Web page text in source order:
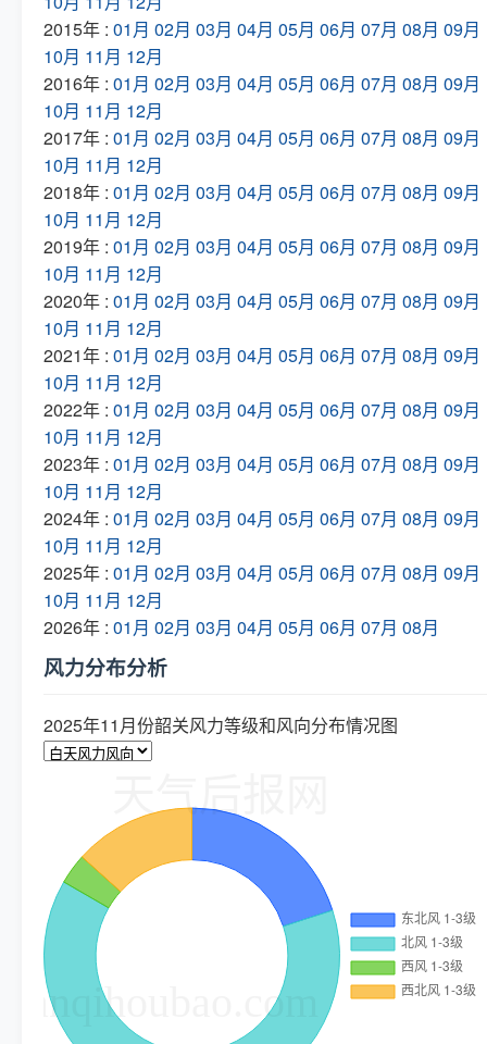
2015年 : 01月 02月 03月 04月 05月 06月 07月 08月 09月
10月 11月 12月
2016年 : 01月 02月 03月 04月 05月 06月 07月 08月 09月
10月 11月 12月
2017年 : 01月 02月 03月 04月 05月 06月 07月 08月 09月
10月 11月 12月
2018年 : 01月 02月 03月 04月 05月 06月 07月 08月 09月
10月 11月 12月
2019年 : 01月 02月 03月 04月 05月 06月 07月 08月 09月
10月 11月 12月
2020年 : 01月 02月 03月 04月 05月 06月 07月 08月 09月
10月 11月 12月
2021年 : 01月 02月 03月 04月 05月 06月 07月 08月 09月
10月 11月 12月
2022年 : 01月 02月 03月 04月 05月 06月 07月 08月 09月
10月 11月 12月
2023年 : 01月 02月 03月 04月 05月 06月 07月 08月 09月
10月 11月 12月
2024年 : 01月 02月 03月 04月 05月 06月 07月 08月 09月
10月 11月 12月
2025年 : 01月 02月 03月 04月 05月 06月 07月 08月 09月
10月 11月 12月
2026年 : 01月 02月 03月 04月 05月 06月 07月 08月
风力分布分析
2025年11月份韶关风力等级和风向分布情况图